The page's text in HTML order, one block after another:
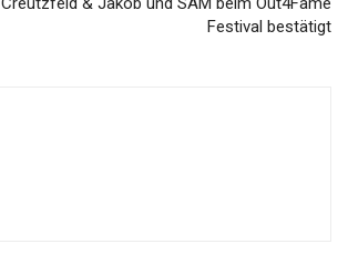
Festival bestätigt